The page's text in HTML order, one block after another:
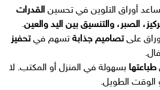
أوراق التلوين في تحسين القدرات
الصبر، والتنسيق بين اليد والعين.
علىتصاميم جذابة تسهم فيتحفيز
طباعتها بسهولة في المنزل أو المكتب. لا
الوقت الطويل.